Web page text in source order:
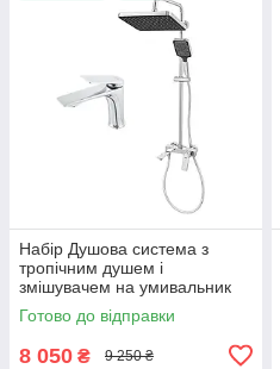
Набір Душова система з
тропічним душем і
змішувачем на умивальник
Venta 87985-1 колір хром
Готово до відправки
8 050 ₴ 9 250 ₴